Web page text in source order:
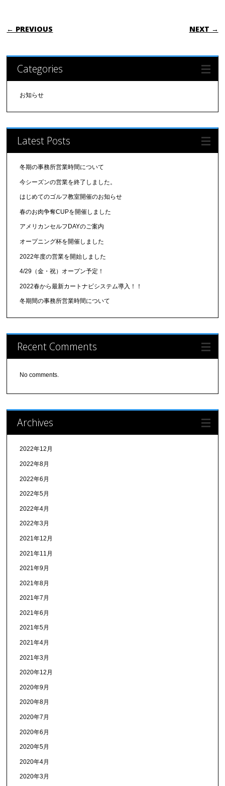
POST NAVIGATION
← PREVIOUS NEXT →
Categories
お知らせ
Latest Posts
冬期の事務所営業時間について
今シーズンの営業を終了しました。
はじめてのゴルフ教室開催のお知らせ
春のお肉争奪CUPを開催しました
アメリカンセルフDAYのご案内
オープニング杯を開催しました
2022年度の営業を開始しました
4/29（金・祝）オープン予定！
2022春から最新カートナビシステム導入！！
冬期間の事務所営業時間について
Recent Comments
No comments.
Archives
2022年12月
2022年8月
2022年6月
2022年5月
2022年4月
2022年3月
2021年12月
2021年11月
2021年9月
2021年8月
2021年7月
2021年6月
2021年5月
2021年4月
2021年3月
2020年12月
2020年9月
2020年8月
2020年7月
2020年6月
2020年5月
2020年4月
2020年3月